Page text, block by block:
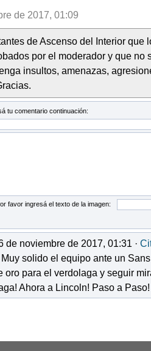
de 2017, 01:09
de Ascenso del Interior que
por el moderador y que no
insultos, amenazas,
tu comentario continuación:
favor ingresá el texto de la imagen:
de noviembre de 2017, 01:31 ·
solido el equipo ante un
oro para el verdolaga y seguir
Ahora a Lincoln! Paso a Paso!